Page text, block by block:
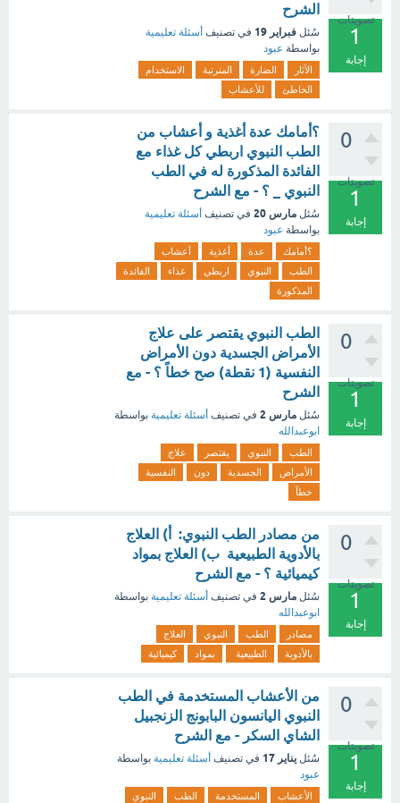
تصويتات
1
إجابة
الشرح
سُئل فبراير 19 في تصنيف أسئلة تعليمية
بواسطة عبود
الآثار الضارة المترتبة
الاستخدام
الخاطئ
للأعشاب
0
تصويتات
1
إجابة
؟أمامك عدة أغذية و أعشاب من
الطب النبوي اربطي كل غذاء مع
الفائدة المذكورة له في الطب
النبوي _ ؟ - مع الشرح
سُئل مارس 20 في تصنيف أسئلة تعليمية
بواسطة عبود
؟أمامك عدة أغذية
أعشاب
الطب
النبوي اربطي غذاء
الفائدة
المذكورة
0
تصويتات
1
إجابة
الطب النبوي يقتصر على علاج
الأمراض الجسدية دون الأمراض
النفسية (1 نقطة) صح خطاً ؟ - مع
الشرح
سُئل مارس 2 في تصنيف أسئلة تعليمية بواسطة
ابوعبدالله
الطب النبوي يقتصر
علاج
الأمراض
الجسدية دون
النفسية
خطاً
0
تصويتات
1
إجابة
من مصادر الطب النبوي: أ) العلاج
بالأدوية الطبيعية ب) العلاج بمواد
كيميائية ؟ - مع الشرح
سُئل مارس 2 في تصنيف أسئلة تعليمية بواسطة
ابوعبدالله
مصادر الطب النبوي
العلاج
بالأدوية
الطبيعية بمواد كيميائية
0
تصويتات
1
إجابة
من الأعشاب المستخدمة في الطب
النبوي اليانسون البابونج الزنجبيل
الشاي السكر - مع الشرح
سُئل يناير 17 في تصنيف أسئلة تعليمية بواسطة
عبود
الأعشاب المستخدمة الطب
النبوي